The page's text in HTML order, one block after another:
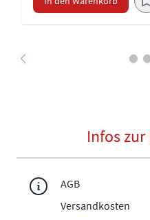
Infos
AGB
Versandkosten